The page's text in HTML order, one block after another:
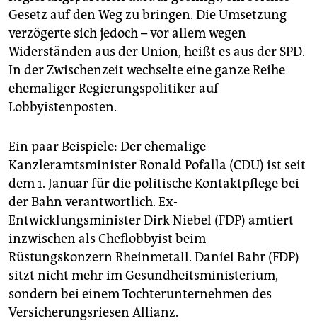
Gesetz auf den Weg zu bringen. Die Umsetzung
verzögerte sich jedoch – vor allem wegen
Widerständen aus der Union, heißt es aus der SPD.
In der Zwischenzeit wechselte eine ganze Reihe
ehemaliger Regierungspolitiker auf
Lobbyistenposten.
Ein paar Beispiele: Der ehemalige
Kanzleramtsminister Ronald Pofalla (CDU) ist seit
dem 1. Januar für die politische Kontaktpflege bei
der Bahn verantwortlich. Ex-
Entwicklungsminister Dirk Niebel (FDP) amtiert
inzwischen als Cheflobbyist beim
Rüstungskonzern Rheinmetall. Daniel Bahr (FDP)
sitzt nicht mehr im Gesundheitsministerium,
sondern bei einem Tochterunternehmen des
Versicherungsriesen Allianz.